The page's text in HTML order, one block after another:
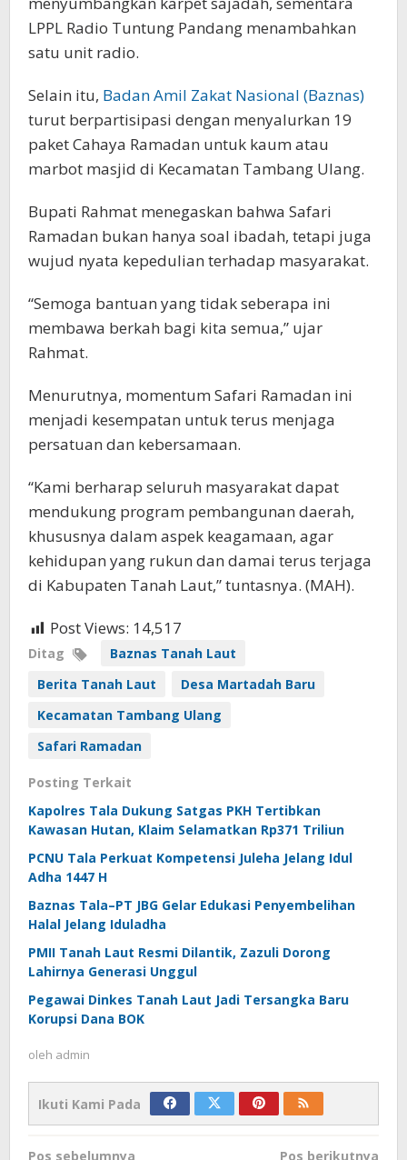
LPPL Radio Tuntung Pandang menambahkan
satu unit radio.
Selain itu, Badan Amil Zakat Nasional (Baznas)
turut berpartisipasi dengan menyalurkan 19
paket Cahaya Ramadan untuk kaum atau
marbot masjid di Kecamatan Tambang Ulang.
Bupati Rahmat menegaskan bahwa Safari
Ramadan bukan hanya soal ibadah, tetapi juga
wujud nyata kepedulian terhadap masyarakat.
“Semoga bantuan yang tidak seberapa ini
membawa berkah bagi kita semua,” ujar
Rahmat.
Menurutnya, momentum Safari Ramadan ini
menjadi kesempatan untuk terus menjaga
persatuan dan kebersamaan.
“Kami berharap seluruh masyarakat dapat
mendukung program pembangunan daerah,
khususnya dalam aspek keagamaan, agar
kehidupan yang rukun dan damai terus terjaga
di Kabupaten Tanah Laut,” tuntasnya. (MAH).
Post Views: 14,517
Ditag
Baznas Tanah Laut
Berita Tanah Laut
Desa Martadah Baru
Kecamatan Tambang Ulang
Safari Ramadan
Posting Terkait
Kapolres Tala Dukung Satgas PKH Tertibkan
Kawasan Hutan, Klaim Selamatkan Rp371 Triliun
PCNU Tala Perkuat Kompetensi Juleha Jelang Idul
Adha 1447 H
Baznas Tala–PT JBG Gelar Edukasi Penyembelihan
Halal Jelang Iduladha
PMII Tanah Laut Resmi Dilantik, Zazuli Dorong
Lahirnya Generasi Unggul
Pegawai Dinkes Tanah Laut Jadi Tersangka Baru
Korupsi Dana BOK
oleh admin
Ikuti Kami Pada
Pos sebelumnya
Pos berikutnya